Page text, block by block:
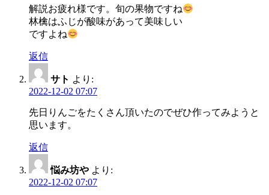
解説お疲れ様です。旬の果物ですね
林檎はふじが酸味があって美味しい
ですよね
返信
サト より:
2022-12-02 07:07
先日りんごをたくさん頂いたのでぜひ作ってみようと
思います。
返信
悩み坊や より:
2022-12-02 07:07